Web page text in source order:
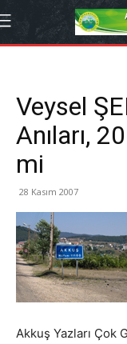
Veysel
Anıları,
mi
28 Kasım 2007
Akkuş Yazları Çok